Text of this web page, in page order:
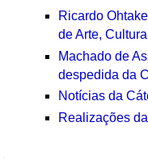
Ricardo
de Arte,
Machado de
despedida da
Notícias da
Realizações